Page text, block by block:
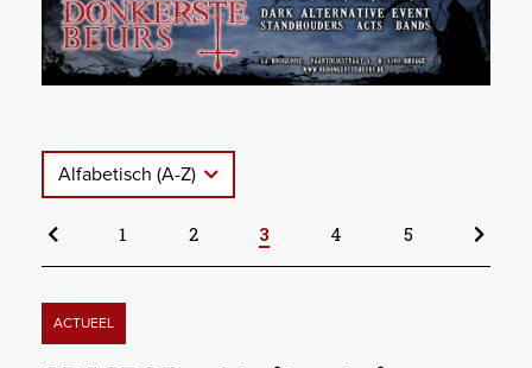
Alfabetisch (A-Z)
1 2 3 4 5
ACTUEEL